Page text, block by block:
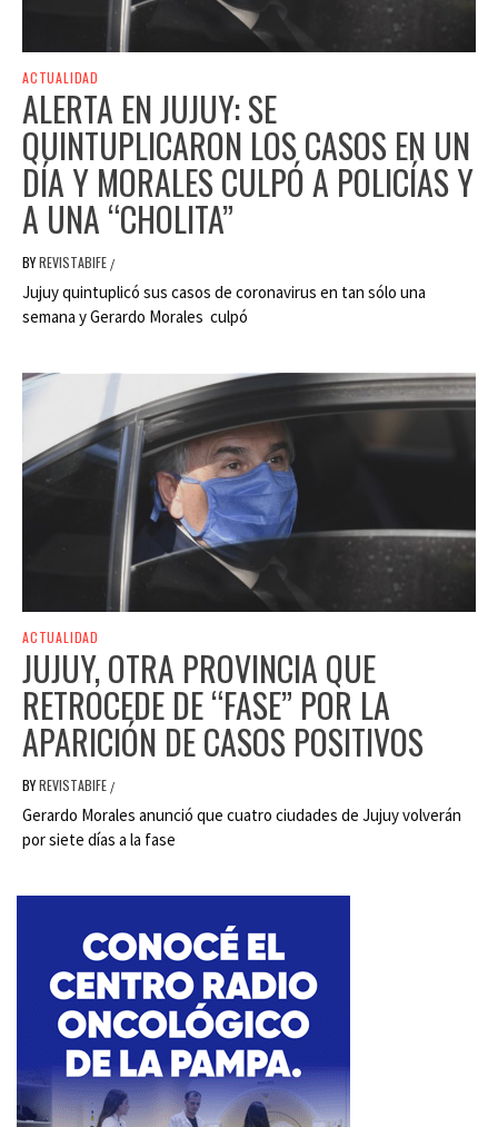
ACTUALIDAD
ALERTA EN JUJUY: SE
QUINTUPLICARON LOS CASOS EN UN
DÍA Y MORALES CULPÓ A POLICÍAS Y
A UNA “CHOLITA”
BYREVISTABIFE /
Jujuy quintuplicó sus casos de coronavirus en tan sólo una
semana y Gerardo Morales culpó
ACTUALIDAD
JUJUY, OTRA PROVINCIA QUE
RETROCEDE DE “FASE” POR LA
APARICIÓN DE CASOS POSITIVOS
BYREVISTABIFE /
Gerardo Morales anunció que cuatro ciudades de Jujuy volverán
por siete días a la fase